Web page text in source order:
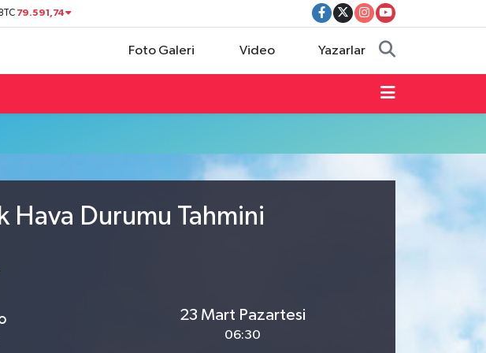
BTC 79.591,74
Foto Galeri Video Yazarlar
Hava Durumu Tahmini
23 Mart Pazartesi
06:30